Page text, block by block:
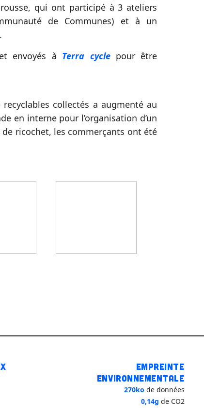
qui ont participé à 3 ateliers
de Communes) et à un
.
envoyés à Terra cyclepour être
collectés a augmenté au
en interne pour l’organisation d’un
ricochet, les commerçants ont été
Empreinte
environnementale
270ko de données
0,14g de CO2